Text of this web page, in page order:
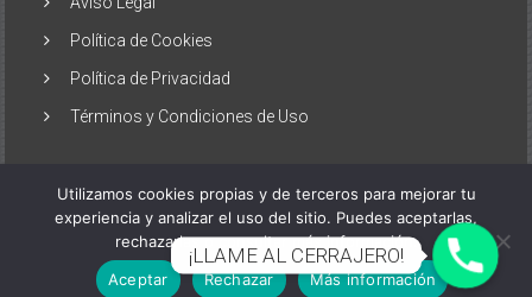
Política de Cookies
Política de Privacidad
Términos y Condiciones de Uso
Copyright © 2026Cerrajeros Cádiz. Todos los derechos
reservados. Tema: ColorNews por ThemeGrill. Funciona gracias a
WordPress.
Utilizamos cookies propias y de terceros para mejorar tu
experiencia y analizar el uso del sitio. Puedes aceptarlas,
rechazarlas o consultar más información.
Aceptar
Rechazar Más información
¡LLAME AL CERRAJERO!